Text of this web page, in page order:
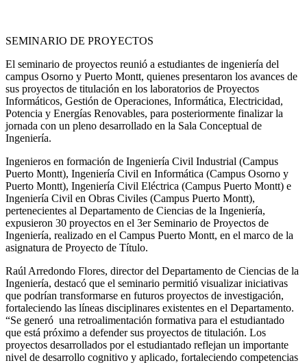
SEMINARIO DE PROYECTOS
El seminario de proyectos reunió a estudiantes de ingeniería del
campus Osorno y Puerto Montt, quienes presentaron los avances de
sus proyectos de titulación en los laboratorios de Proyectos
Informáticos, Gestión de Operaciones, Informática, Electricidad,
Potencia y Energías Renovables, para posteriormente finalizar la
jornada con un pleno desarrollado en la Sala Conceptual de
Ingeniería.
Ingenieros en formación de Ingeniería Civil Industrial (Campus
Puerto Montt), Ingeniería Civil en Informática (Campus Osorno y
Puerto Montt), Ingeniería Civil Eléctrica (Campus Puerto Montt) e
Ingeniería Civil en Obras Civiles (Campus Puerto Montt),
pertenecientes al Departamento de Ciencias de la Ingeniería,
expusieron 30 proyectos en el 3er Seminario de Proyectos de
Ingeniería, realizado en el Campus Puerto Montt, en el marco de la
asignatura de Proyecto de Título.
Raúl Arredondo Flores, director del Departamento de Ciencias de la
Ingeniería, destacó que el seminario permitió visualizar iniciativas
que podrían transformarse en futuros proyectos de investigación,
fortaleciendo las líneas disciplinares existentes en el Departamento.
“Se generó una retroalimentación formativa para el estudiantado
que está próximo a defender sus proyectos de titulación. Los
proyectos desarrollados por el estudiantado reflejan un importante
nivel de desarrollo cognitivo y aplicado, fortaleciendo competencias